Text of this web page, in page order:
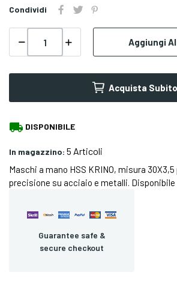
Condividi
Aggiungi
Acquista Subito
local_shipping DISPONIBILE
In magazzino: 5 Articoli
Maschi a mano HSS KRINO, misura
precisione su acciaio e metalli.
Guarantee safe &
secure checkout